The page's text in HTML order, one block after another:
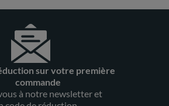
sur votre première
commande
à notre newsletter et